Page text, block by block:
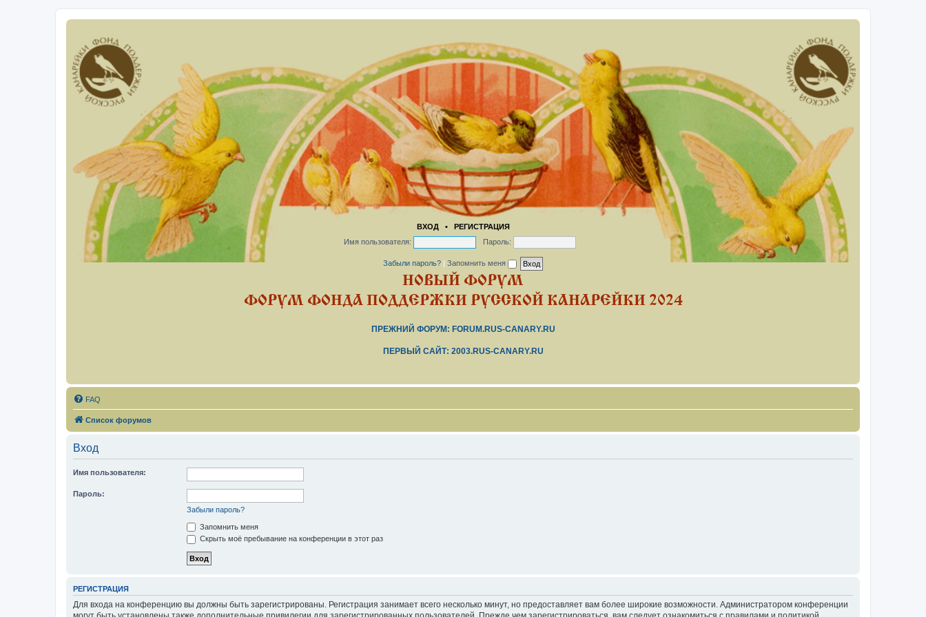
ВХОД• РЕГИСТРАЦИЯ
Имя пользователя:
Пароль:
Забыли пароль? | Запомнить меня
НОВЫЙ ФОРУМ
ФОРУМ ФОНДА ПОДДЕРЖКИ РУССКОЙ КАНАРЕЙКИ 2024
ПРЕЖНИЙ ФОРУМ: FORUM.RUS-CANARY.RU
ПЕРВЫЙ САЙТ: 2003.RUS-CANARY.RU
FAQ
Список форумов
Вход
Имя пользователя:
Пароль:
Забыли пароль?
Запомнить меня
Скрыть моё пребывание на конференции в этот раз
РЕГИСТРАЦИЯ
Для входа на конференцию вы должны быть зарегистрированы. Регистрация занимает всего несколько минут, но предоставляет вам более широкие возможности. Администратором конференции